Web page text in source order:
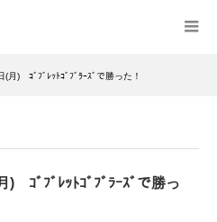
月) ｺﾞﾌﾞﾚｯﾄｺﾞﾌﾞﾗｰｽﾞで勝った！
) ｺﾞﾌﾞﾚｯﾄｺﾞﾌﾞﾗｰｽﾞで勝っ